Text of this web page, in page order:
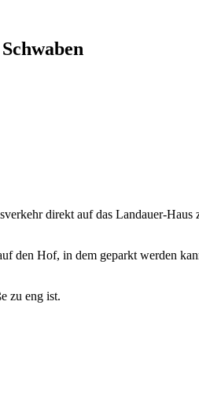
direkt auf das Landauer-
den Hof, in dem geparkt werden
zu eng ist.